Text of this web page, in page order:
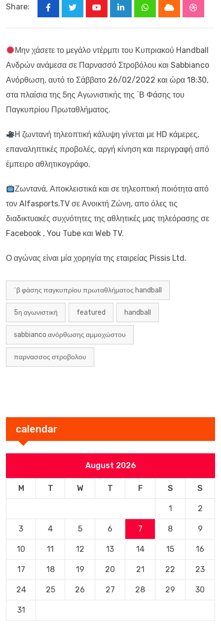
Share:
LinkedInWhatsappCloud
Μην χάσετε το μεγάλο ντέρμπι του Κυπριακού Handball
Ανδρών ανάμεσα σε Παρνασσό Στροβόλου και Sabbianco
Ανόρθωση, αυτό το Σάββατο 26/02/2022 και ώρα 18:30,
στα πλαίσια της 5ης Αγωνιστικής της ΄Β Φάσης του
Παγκυπρίου Πρωταθλήματος.
H ζωντανή τηλεοπτική κάλυψη γίνεται με HD κάμερες,
επαναληπτικές προβολές, αργή κίνηση και περιγραφή από
έμπειρο αθλητικογράφο.
Ζωντανά, Αποκλειστικά και σε τηλεοπτική ποιότητααπό
τον Alfasports.TV σε Ανοικτή Ζώνη, απο όλες τις
διαδικτυακές συχνότητες της αθλητικές μας τηλεόρασης σε
Facebook , You Tube και Web TV.
Ο αγώνας είναι μία χορηγία της εταιρείας Pissis Ltd.
΄β φάσης παγκυπρίου πρωταθλήματος handball
5η αγωνιστική featured handball
sabbianco ανόρθωσης αμμοχώστου
παρνασσος στροβολου
calendar
August 2026
M T W T F S S
1 2
3 4 5 6 7 8 9
10 11 12 13 14 15 16
17 18 19 20 21 22 23
24 25 26 27 28 29 30
31